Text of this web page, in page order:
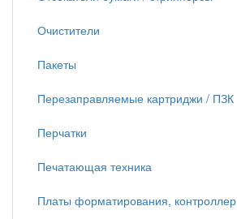
Очистители
Пакеты
Перезаправляемые картриджи / ПЗК
Перчатки
Печатающая техника
Платы форматирования, контроллер